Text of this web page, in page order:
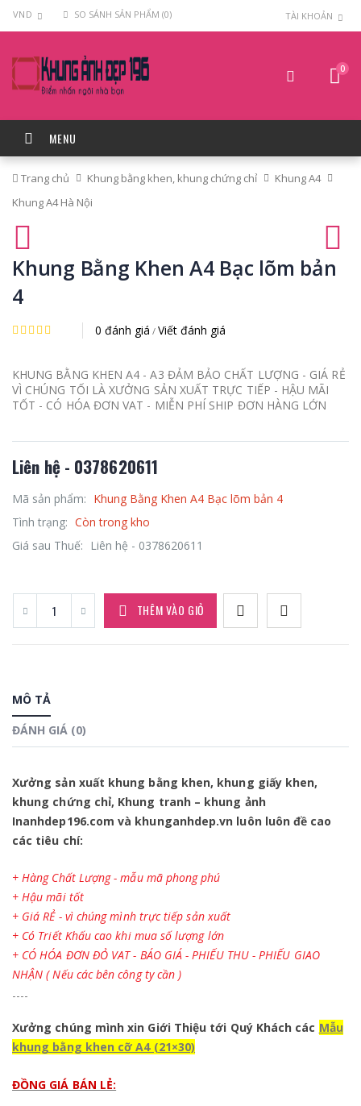
VND SO SÁNH SẢN PHẨM (0) TÀI KHOẢN
0
MENU
Trang chủ Khung bằng khen, khung chứng chỉ
Khung A4
Khung A4 Hà Nội
Khung Bằng Khen A4 Bạc lõm bản
4
0 đánh giá / Viết đánh giá
KHUNG BẰNG KHEN A4 - A3 ĐẢM BẢO CHẤT LƯỢNG - GIÁ RẺ
VÌ CHÚNG TỐI LÀ XƯỞNG SẢN XUẤT TRỰC TIẾP - HẬU MÃI
TỐT - CÓ HÓA ĐƠN VAT - MIỄN PHÍ SHIP ĐƠN HÀNG LỚN
Liên hệ - 0378620611
Mã sản phẩm: Khung Bằng Khen A4 Bạc lõm bản 4
Tình trạng: Còn trong kho
Giá sau Thuế:
Liên hệ - 0378620611
THÊM VÀO GIỎ
MÔ TẢ
ĐÁNH GIÁ (0)
Xưởng sản xuất khung bằng khen, khung giấy khen,
khung chứng chỉ, Khung tranh – khung ảnh
Inanhdep196.com và khunganhdep.vn luôn luôn đề cao
các tiêu chí:
+ Hàng Chất Lượng - mẫu mã phong phú
+ Hậu mãi tốt
+ Giá RẺ - vì chúng mình trực tiếp sản xuất
+ Có Triết Khấu cao khi mua số lượng lớn
+ CÓ HÓA ĐƠN ĐỎ VAT - BÁO GIÁ - PHIẾU THU - PHIẾU GIAO
NHẬN ( Nếu các bên công ty cần )
----
Xưởng chúng mình xin Giới Thiệu tới Quý Khách các Mẫu
khung bằng khen cỡ A4 (21×30)
ĐỒNG GIÁ BÁN LẺ: